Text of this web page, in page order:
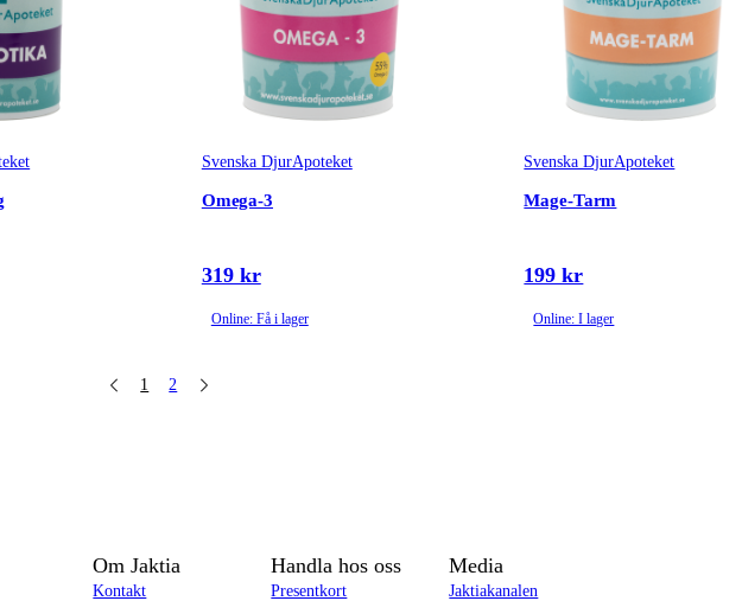
Svenska DjurApoteket
Omega-3
319 kr
Online: Få i lager
Svenska DjurApoteket
Mage-Tarm
199 kr
Online: I lager
1 2
Om Jaktia
Kontakt
Handla hos oss
Presentkort
Media
Jaktiakanalen